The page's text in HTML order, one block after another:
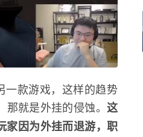
一款游戏，这样的趋势
就是外挂的侵蚀。 这
家因为外挂而退游，职